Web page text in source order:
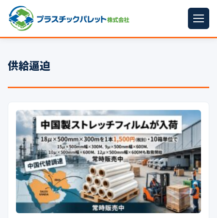
パレットサイズ
プラパレット ▼
コンテナ ▼
中古パレット
再生原料
梱包資材 ▼
イラン情勢まとめ ▼
供給逼迫